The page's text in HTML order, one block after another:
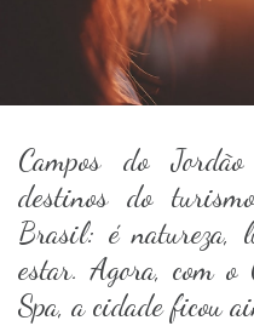
Campos do
destinos do
Brasil: é natureza,
estar. Agora, com
Spa, a cidade ficou